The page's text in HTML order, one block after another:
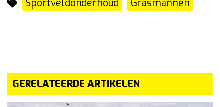
Sportveldonderhoud Grasmannen
GERELATEERDE ARTIKELEN